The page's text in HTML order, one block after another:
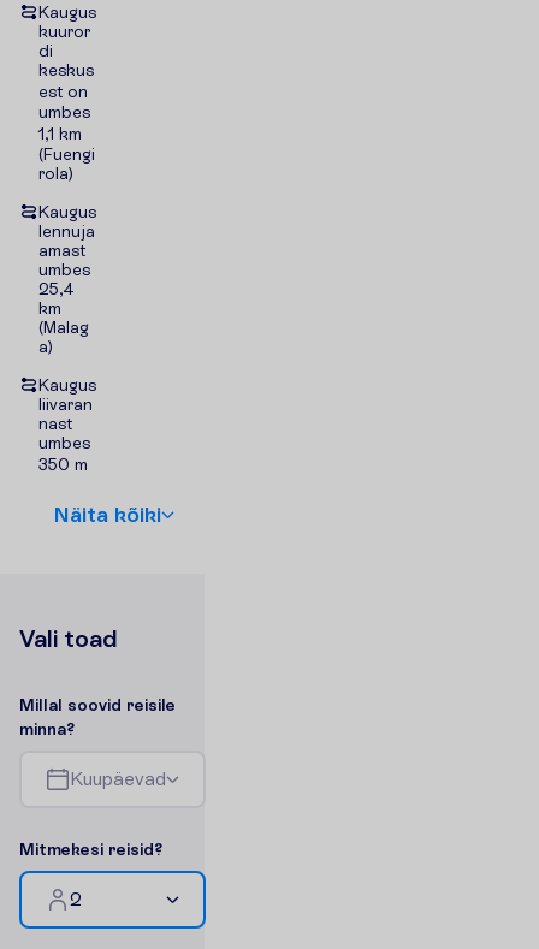
Kaugus
kuuror
di
keskus
est on
umbes
1,1 km
(Fuengi
rola)
Kaugus
lennuja
amast
umbes
25,4
km
(Malag
a)
Kaugus
liivaran
nast
umbes
350 m
Näita kõiki
Vali toad
Millal soovid reisile
minna?
Kuupäevad
Mitmekesi reisid?
2